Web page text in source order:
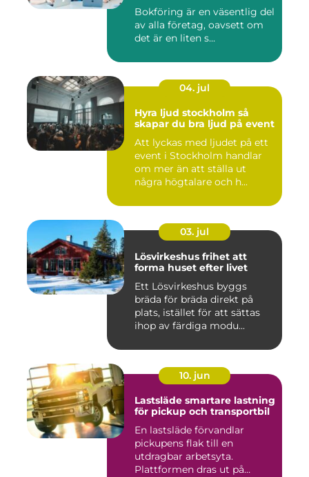
Bokföring är en väsentlig del
av alla företag, oavsett om
det är en liten s...
04. jul
Hyra ljud stockholm så
skapar du bra ljud på event
Att lyckas med ljudet på ett
event i Stockholm handlar
om mer än att ställa ut
några högtalare och h...
03. jul
Lösvirkeshus frihet att
forma huset efter livet
Ett Lösvirkeshus byggs
bräda för bräda direkt på
plats, istället för att sättas
ihop av färdiga modu...
10. jun
Lastsläde smartare lastning
för pickup och transportbil
En lastsläde förvandlar
pickupens flak till en
utdragbar arbetsyta.
Plattformen dras ut på